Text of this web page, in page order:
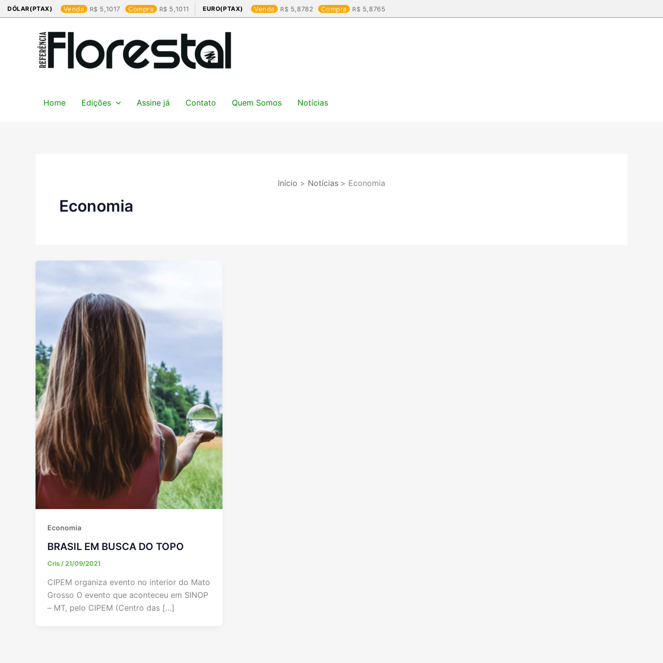
DÓLAR(PTAX) Venda 5,1017 Compra 5,1011 EURO(PTAX) Venda 5,8782 Compra 5,8765
para
Home Edições Assine já Contato Quem Somos Notícias
Início Notícias Economia
Economia
Economia
BRASIL EM BUSCA DO TOPO
Cris / 21/09/2021
CIPEM organiza evento no interior do Mato
Grosso O evento que aconteceu em SINOP
– MT, pelo CIPEM (Centro das […]